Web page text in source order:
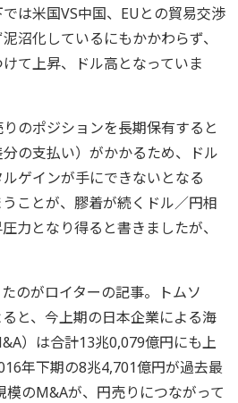
は米国VS中国、EUとの貿易交渉
沼化しているにもかかわらず、
て上昇、ドル高となっていま
のポジションを長期保有すると
の支払い）がかかるため、ドル
ゲインが手にできないとなる
ことが、膠着が続くドル／円相
力となり得ると書きましたが、
のがロイターの記事。トムソ
と、今上期の日本企業による海
）は合計13兆0,079億円にも上
年下期の8兆4,701億円が過去最
のM&Aが、円売りにつながって